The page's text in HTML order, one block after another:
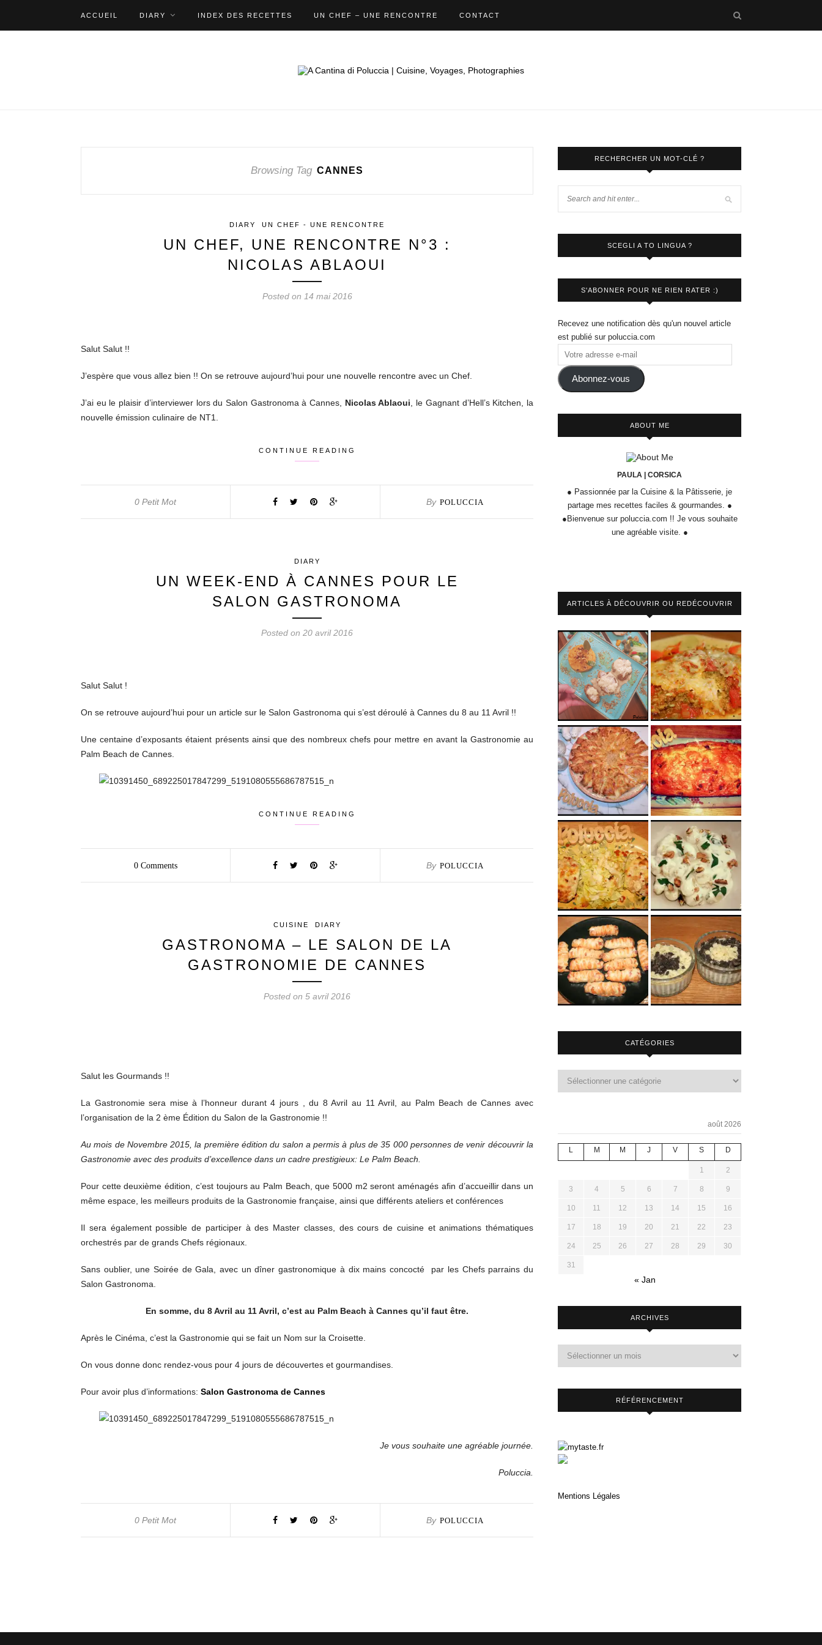
ACCUEIL DIARY INDEX DES RECETTES UN CHEF – UNE RENCONTRE CONTACT
Browsing Tag CANNES
DIARY UN CHEF - UNE RENCONTRE
UN CHEF, UNE RENCONTRE N°3 :
NICOLAS ABLAOUI
Posted on 14 mai 2016
Salut Salut !!
J’espère que vous allez bien !! On se retrouve aujourd’hui pour une nouvelle rencontre avec un Chef.
J’ai eu le plaisir d’interviewer lors du Salon Gastronoma à Cannes, Nicolas Ablaoui, le Gagnant d’Hell’s Kitchen, la
nouvelle émission culinaire de NT1.
CONTINUE READING
0 Petit Mot By POLUCCIA
DIARY
UN WEEK-END À CANNES POUR LE
SALON GASTRONOMA
Posted on 20 avril 2016
Salut Salut !
On se retrouve aujourd’hui pour un article sur le Salon Gastronoma qui s’est déroulé à Cannes du 8 au 11 Avril !!
Une centaine d’exposants étaient présents ainsi que des nombreux chefs pour mettre en avant la Gastronomie au
Palm Beach de Cannes.
CONTINUE READING
0Comments By POLUCCIA
CUISINE DIARY
GASTRONOMA – LE SALON DE LA
GASTRONOMIE DE CANNES
Posted on 5 avril 2016
Salut les Gourmands !!
La Gastronomie sera mise à l’honneur durant 4 jours , du 8 Avril au 11 Avril, au Palm Beach de Cannes avec
l’organisation de la 2 ème Édition du Salon de la Gastronomie !!
Au mois de Novembre 2015, la première édition du salon a permis à plus de 35 000 personnes de venir découvrir la
Gastronomie avec des produits d’excellence dans un cadre prestigieux: Le Palm Beach.
Pour cette deuxième édition, c’est toujours au Palm Beach, que 5000 m2 seront aménagés afin d’accueillir dans un
même espace, les meilleurs produits de la Gastronomie française, ainsi que différents ateliers et conférences
Il sera également possible de participer à des Master classes, des cours de cuisine et animations thématiques
orchestrés par de grands Chefs régionaux.
Sans oublier, une Soirée de Gala, avec un dîner gastronomique à dix mains concocté par les Chefs parrains du
Salon Gastronoma.
En somme, du 8 Avril au 11 Avril, c’est au Palm Beach à Cannes qu’il faut être.
Après le Cinéma, c’est la Gastronomie qui se fait un Nom sur la Croisette.
On vous donne donc rendez-vous pour 4 jours de découvertes et gourmandises.
Pour avoir plus d’informations: Salon Gastronoma de Cannes
Je vous souhaite une agréable journée.
Poluccia.
0 Petit Mot By POLUCCIA
RECHERCHER UN MOT-CLÉ ?
SCEGLI A TO LINGUA ?
S'ABONNER POUR NE RIEN RATER :)
Recevez une notification dès qu'un nouvel article
est publié sur poluccia.com
Abonnez-vous
ABOUT ME
PAULA | CORSICA
● Passionnée par la Cuisine & la Pâtisserie, je
partage mes recettes faciles & gourmandes. ●
●Bienvenue sur poluccia.com !! Je vous souhaite
une agréable visite. ●
ARTICLES À DÉCOUVRIR OU REDÉCOUVRIR
CATÉGORIES
août 2026
L M M J V S D
1 2
3 4 5 6 7 8 9
10 11 12 13 14 15 16
17 18 19 20 21 22 23
24 25 26 27 28 29 30
31
« Jan
ARCHIVES
RÉFÉRENCEMENT
Mentions Légales